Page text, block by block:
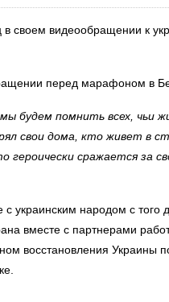
в своем видеообращении к
перед марафоном в
будем помнить всех, чьи
свои дома, кто живет в
героически сражается за
украинским народом с того
вместе с партнерами
восстановления Украины